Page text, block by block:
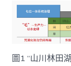
圖1 “山川林田